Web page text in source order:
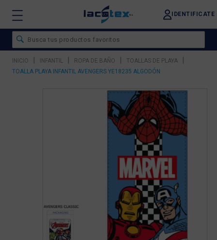
IDENTIFICATE
INICIO | INFANTIL | ROPA DE BAÑO | TOALLAS DE PLAYA |
TOALLA PLAYA INFANTIL AVENGERS YE18235 ALGODÓN